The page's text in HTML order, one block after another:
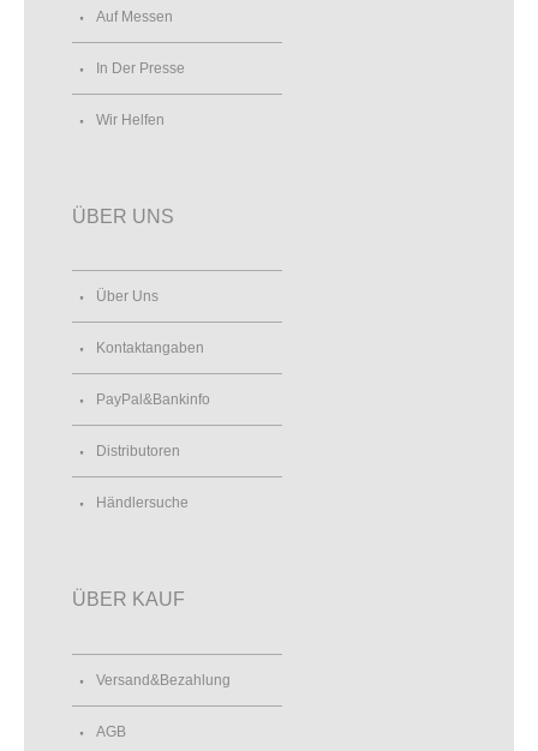
Auf Messen
In Der Presse
Wir Helfen
ÜBER UNS
Über Uns
Kontaktangaben
PayPal&Bankinfo
Distributoren
Händlersuche
ÜBER KAUF
Versand&Bezahlung
AGB